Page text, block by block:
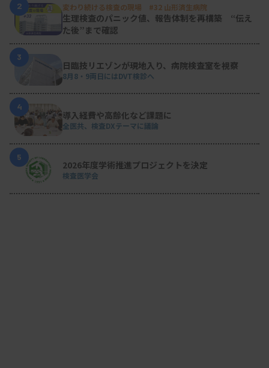
2 変わり続ける検査の現場 #32 山形済生病院
生理検査のパニック値、報告体制を再構築 “伝え
た後”まで確認
3
日臨技リエゾンが現地入り、病院検査室を視察
8月8・9両日にはDVT検診へ
4
導入経費や高齢化など課題に
全医共、検査DXテーマに議論
5
2026年度学術推進プロジェクトを決定
検査医学会